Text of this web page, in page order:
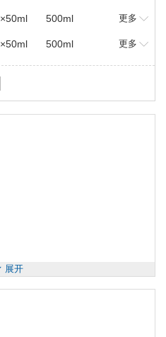
500ml
5×50ml
50ml
更多
500ml
5×50ml
50ml
更多
展开